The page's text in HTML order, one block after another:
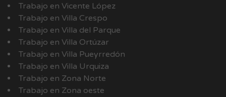
Trabajo en Vicente López
Trabajo en Villa Crespo
Trabajo en Villa del Parque
Trabajo en Villa Ortúzar
Trabajo en Villa Pueyrredón
Trabajo en Villa Urquiza
Trabajo en Zona Norte
Trabajo en Zona oeste